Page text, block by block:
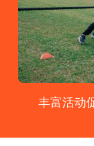
丰富活动